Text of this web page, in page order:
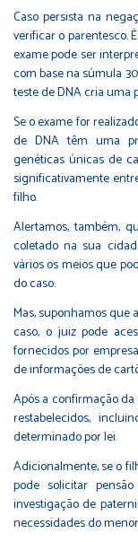
Caso persista na
verificar o parentesco.
exame pode ser
com base na súmula
teste de DNA cria uma
Se o exame for
de DNA têm uma
genéticas únicas de
significativamente
filho.
Alertamos, também,
coletado na sua
vários os meios que
do caso.
Mas, suponhamos que
caso, o juiz pode
fornecidos por
de informações de
Após a confirmação
restabelecidos,
determinado por lei.
Adicionalmente, se o
pode solicitar
investigação de
necessidades do